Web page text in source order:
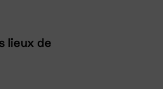
lieux de